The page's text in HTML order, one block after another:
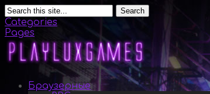
Search
Categories
Pages
Браузерные